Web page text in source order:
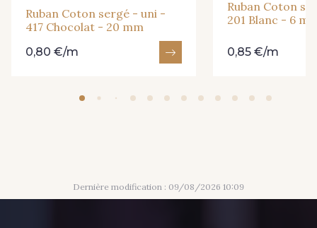
446 - 446 Gris foncé 454 - 454 Lilas
Ruban Coton sergé - uni -
417 Chocolat - 20 mm
0,80 €/m
Ruban Coton
201 Blanc - 6
0,85 €/m
Dernière modification : 09/08/2026 10:09